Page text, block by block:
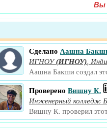
Вы
Сделано Аашна
ИГНОУ (ИГНОУ)
Аашна Бакши создал
Проверено Вишну К.
Инженерный колледж
Вишну К. проверил